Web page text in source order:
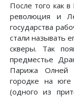
После того как в
революция и
государства
стали называть
скверы. Так
предместье
Парижа Олней
городке на
(одного из